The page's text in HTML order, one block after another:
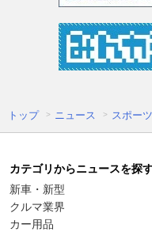
トップ ニュース スポーツ
カテゴリからニュースを探
新車・新型
クルマ業界
カー用品